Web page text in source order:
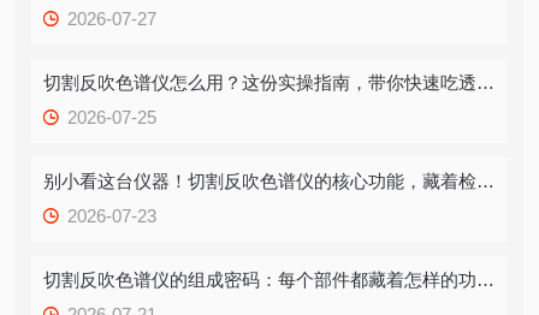
2026-07-27
切割反吹色谱仪怎么用？这份实操指南，带你快速吃透关键步骤
2026-07-25
别小看这台仪器！切割反吹色谱仪的核心功能，藏着检测效率的破局关键
2026-07-23
切割反吹色谱仪的组成密码：每个部件都藏着怎样的功能逻辑？